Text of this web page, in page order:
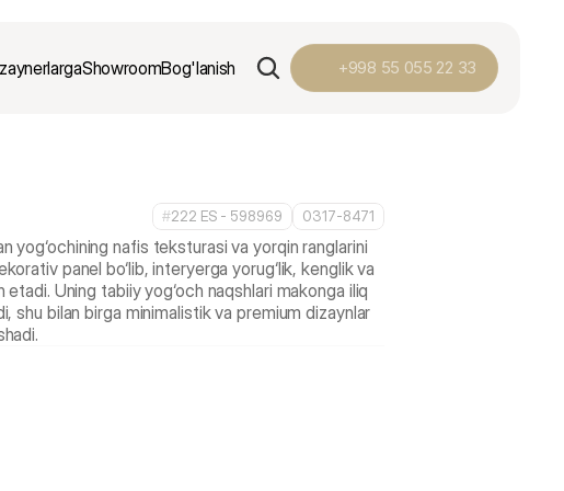
#222 ES - 598969 0317-8471
yog‘ochining nafis teksturasi va yorqin ranglarini
panel bo‘lib, interyerga yorug‘lik, kenglik va
etadi. Uning tabiiy yog‘och naqshlari makonga iliq
shu bilan birga minimalistik va premium dizaynlar
ShowroomBog'lanish +998 55 055 22 33